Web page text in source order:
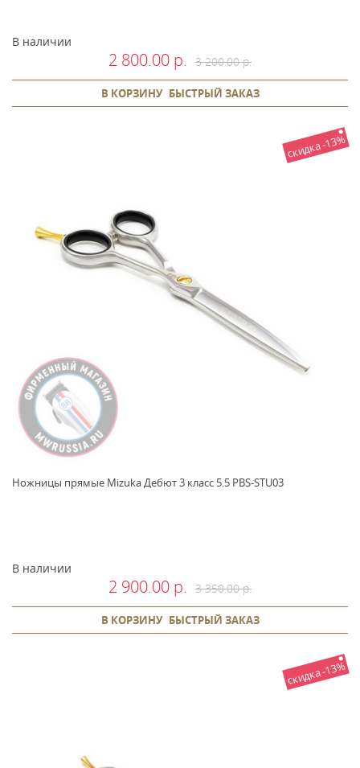
В наличии
2 800.00 р. 3 200.00 р.
В КОРЗИНУ БЫСТРЫЙ ЗАКАЗ
скидка -13%
Ножницы прямые Mizuka Дебют 3 класс 5.5 PBS-STU03
В наличии
2 900.00 р. 3 350.00 р.
В КОРЗИНУ БЫСТРЫЙ ЗАКАЗ
скидка -13%